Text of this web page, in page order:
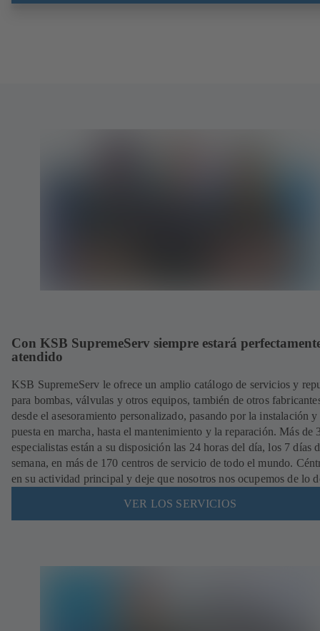
Con KSB SupremeServ siempre estará
atendido
KSB SupremeServ le ofrece un amplio catálogo de servicios y
para bombas, válvulas y otros equipos, también de otros
desde el asesoramiento personalizado, pasando por la instalación y
puesta en marcha, hasta el mantenimiento y la reparación. Más de
especialistas están a su disposición las 24 horas del día, los 7 días
semana, en más de 170 centros de servicio de todo el mundo.
en su actividad principal y deje que nosotros nos ocupemos de lo
VER LOS SERVICIOS